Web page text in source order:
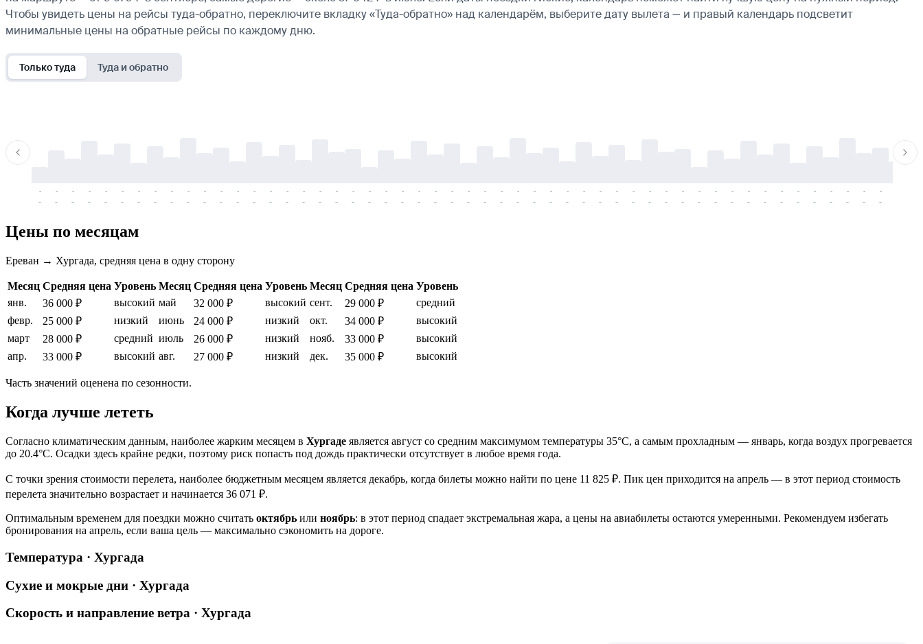
Чтобы увидеть цены на рейсы туда-обратно, переключите вкладку «Туда-обратно» над календарём, выберите дату вылета — и правый календарь подсветит
минимальные цены на обратные рейсы по каждому дню.
Только туда Туда и обратно
-
-
-
-
-
-
-
-
-
-
-
-
-
-
-
-
-
-
-
-
-
-
-
-
-
-
-
-
-
-
-
-
-
-
-
-
-
-
-
-
-
-
-
-
-
-
-
-
-
-
-
-
-
-
-
-
-
-
-
-
-
-
-
-
-
-
-
-
-
-
-
-
-
-
-
-
-
-
-
-
-
-
-
-
-
-
-
-
-
-
-
-
-
-
-
-
-
-
-
-
-
-
-
-
Цены по месяцам
Ереван → Хургада, средняя цена в одну сторону
Месяц Средняя цена Уровень Месяц Средняя цена Уровень Месяц Средняя цена Уровень
янв.
36 000 ₽ высокий май 32 000 ₽ высокий сент. 29 000 ₽
средний
февр.
25 000 ₽ низкий июнь 24 000 ₽ низкий окт. 34 000 ₽
высокий
март
28 000 ₽ средний июль 26 000 ₽ низкий нояб. 33 000 ₽
высокий
апр.
33 000 ₽ высокий авг. 27 000 ₽ низкий дек. 35 000 ₽ высокий
Часть значений оценена по сезонности.
Когда лучше лететь
Согласно климатическим данным, наиболее жарким месяцем в Хургаде является август со средним максимумом температуры 35°C, а самым прохладным — январь, когда воздух прогревается
до 20.4°C. Осадки здесь крайне редки, поэтому риск попасть под дождь практически отсутствует в любое время года.
С точки зрения стоимости перелета, наиболее бюджетным месяцем является декабрь, когда билеты можно найти по цене 11 825 ₽. Пик цен приходится на апрель — в этот период стоимость
перелета значительно возрастает и начинается 36 071 ₽.
Оптимальным временем для поездки можно считать октябрь или ноябрь: в этот период спадает экстремальная жара, а цены на авиабилеты остаются умеренными. Рекомендуем избегать
бронирования на апрель, если ваша цель — максимально сэкономить на дороге.
Температура · Хургада
Сухие и мокрые дни · Хургада
Скорость и направление ветра · Хургада